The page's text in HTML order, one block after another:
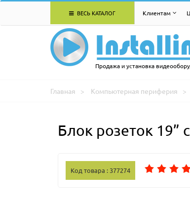
ВЕСЬ КАТАЛОГ Клиентам
Продажа и установка
Главная Компьютерная периферия
Блок розеток 19”
Код товара : 377274